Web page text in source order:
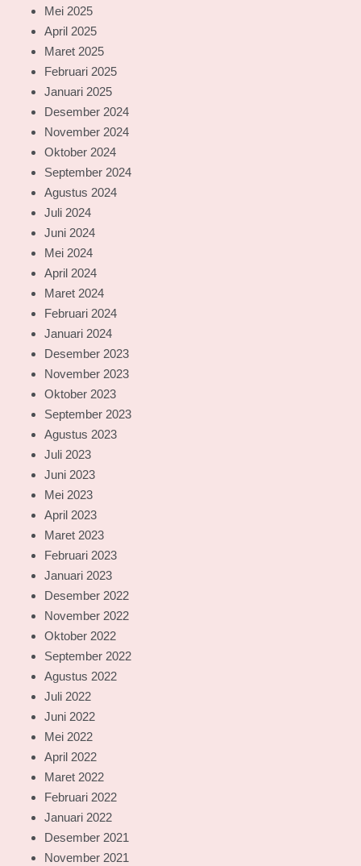
Mei 2025
April 2025
Maret 2025
Februari 2025
Januari 2025
Desember 2024
November 2024
Oktober 2024
September 2024
Agustus 2024
Juli 2024
Juni 2024
Mei 2024
April 2024
Maret 2024
Februari 2024
Januari 2024
Desember 2023
November 2023
Oktober 2023
September 2023
Agustus 2023
Juli 2023
Juni 2023
Mei 2023
April 2023
Maret 2023
Februari 2023
Januari 2023
Desember 2022
November 2022
Oktober 2022
September 2022
Agustus 2022
Juli 2022
Juni 2022
Mei 2022
April 2022
Maret 2022
Februari 2022
Januari 2022
Desember 2021
November 2021